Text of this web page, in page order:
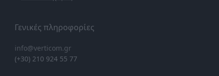
Γενικές πληροφορίες
info@verticom.gr
(+30) 210 924 55 77